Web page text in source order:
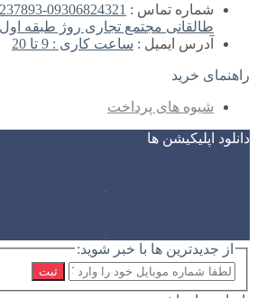
شماره تماس :
طالقانی مجتمع تجاری روژ طبقه
آدرس ایمیل : ساعت کاری : 9 تا 20
راهنمای خرید
شیوه های پرداخت
دانلود اپلیکیشن ها
از جدیدترین ها با خبر شوید:
ثبت